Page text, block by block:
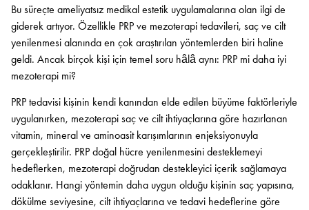
Bu süreçte ameliyatsız medikal estetik uygulamalarına olan ilgi de
giderek artıyor. Özellikle PRP ve mezoterapi tedavileri, saç ve cilt
yenilenmesi alanında en çok araştırılan yöntemlerden biri haline
geldi. Ancak birçok kişi için temel soru hâlâ aynı: PRP mi daha iyi
mezoterapi mi?
PRP tedavisi kişinin kendi kanından elde edilen büyüme faktörleriyle
uygulanırken, mezoterapi saç ve cilt ihtiyaçlarına göre hazırlanan
vitamin, mineral ve aminoasit karışımlarının enjeksiyonuyla
gerçekleştirilir. PRP doğal hücre yenilenmesini desteklemeyi
hedeflerken, mezoterapi doğrudan destekleyici içerik sağlamaya
odaklanır. Hangi yöntemin daha uygun olduğu kişinin saç yapısına,
dökülme seviyesine, cilt ihtiyaçlarına ve tedavi hedeflerine göre